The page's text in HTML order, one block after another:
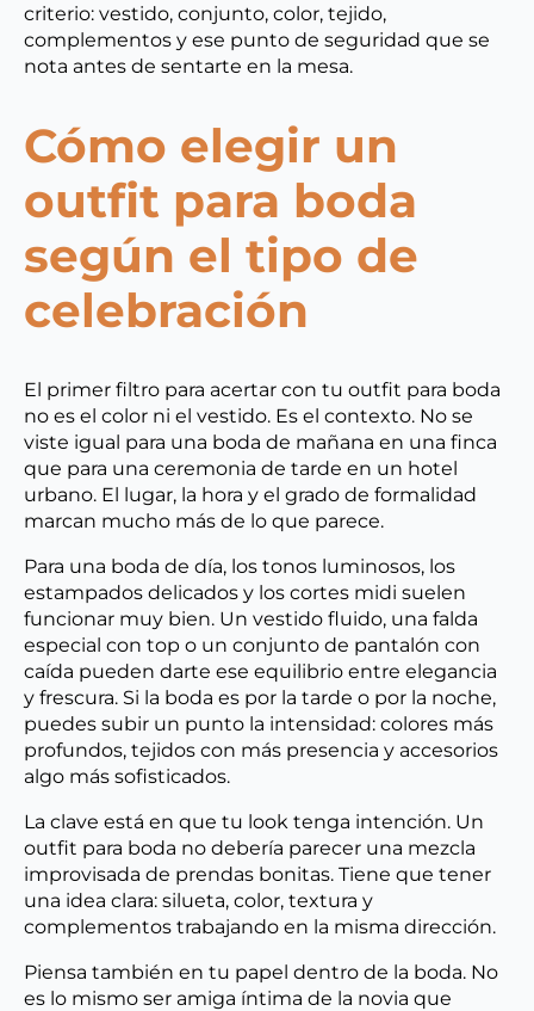
criterio: vestido, conjunto, color, tejido,
complementos y ese punto de seguridad que se
nota antes de sentarte en la mesa.
Cómo elegir un
outfit para boda
según el tipo de
celebración
El primer filtro para acertar con tu outfit para boda
no es el color ni el vestido. Es el contexto. No se
viste igual para una boda de mañana en una finca
que para una ceremonia de tarde en un hotel
urbano. El lugar, la hora y el grado de formalidad
marcan mucho más de lo que parece.
Para una boda de día, los tonos luminosos, los
estampados delicados y los cortes midi suelen
funcionar muy bien. Un vestido fluido, una falda
especial con top o un conjunto de pantalón con
caída pueden darte ese equilibrio entre elegancia
y frescura. Si la boda es por la tarde o por la noche,
puedes subir un punto la intensidad: colores más
profundos, tejidos con más presencia y accesorios
algo más sofisticados.
La clave está en que tu look tenga intención. Un
outfit para boda no debería parecer una mezcla
improvisada de prendas bonitas. Tiene que tener
una idea clara: silueta, color, textura y
complementos trabajando en la misma dirección.
Piensa también en tu papel dentro de la boda. No
es lo mismo ser amiga íntima de la novia que